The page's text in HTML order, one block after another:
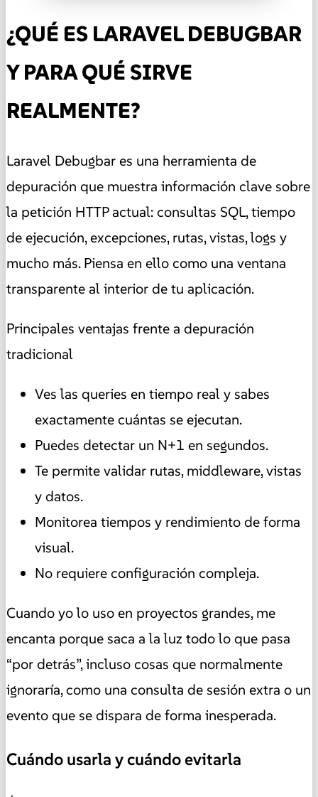
¿QUÉ ES LARAVEL DEBUGBAR
Y PARA QUÉ SIRVE
REALMENTE?
Laravel Debugbar es una herramienta de
depuración que muestra información clave sobre
la petición HTTP actual: consultas SQL, tiempo
de ejecución, excepciones, rutas, vistas, logs y
mucho más. Piensa en ello como una ventana
transparente al interior de tu aplicación.
Principales ventajas frente a depuración
tradicional
Ves las queries en tiempo real y sabes
exactamente cuántas se ejecutan.
Puedes detectar un N+1 en segundos.
Te permite validar rutas, middleware, vistas
y datos.
Monitorea tiempos y rendimiento de forma
visual.
No requiere configuración compleja.
Cuando yo lo uso en proyectos grandes, me
encanta porque saca a la luz todo lo que pasa
“por detrás”, incluso cosas que normalmente
ignoraría, como una consulta de sesión extra o un
evento que se dispara de forma inesperada.
Cuándo usarla y cuándo evitarla